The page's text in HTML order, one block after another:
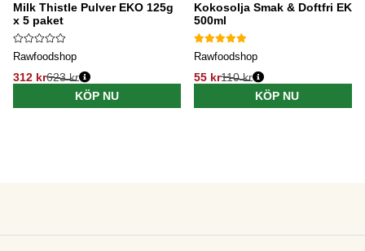
Milk Thistle Pulver EKO 125g
x 5 paket
Rawfoodshop
312 kr623 kr
KÖP NU
Kokosolja Smak & Doftfri EKO
500ml
Rawfoodshop
55 kr110 kr
KÖP NU